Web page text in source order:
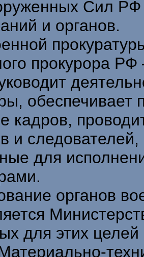
Сил РФ
и органов.
прокурора
обеспечивает
кадров,
и
для
органов
для этих